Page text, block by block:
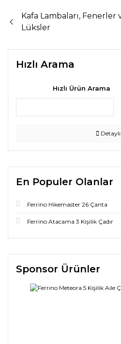
Kafa Lambaları, Fenerler
Lüksler
Hızlı Arama
Hızlı Ürün Arama
En Populer Olanlar
Ferrino Hikemaster 26 Çanta
Ferrino Atacama 3 Kişilik Çadır
Sponsor Ürünler